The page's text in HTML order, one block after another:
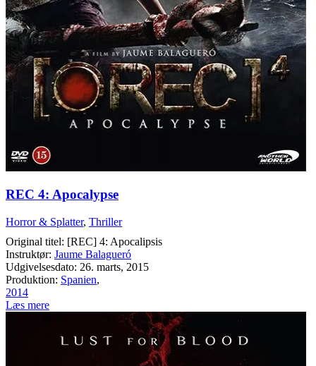
REC 4: Apocalypse
Horror & Splatter, Thriller
Original titel: [REC] 4: Apocalipsis
Instruktør: Jaume Balagueró
Udgivelsesdato: 26. marts, 2015
Produktion: Spanien,
2014
Læs mere